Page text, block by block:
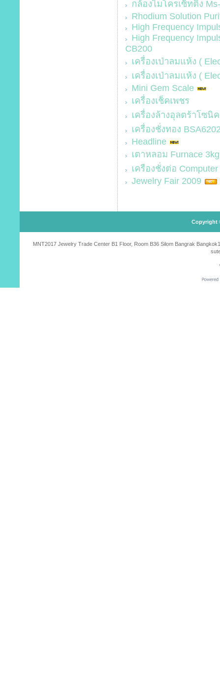
กล้องไมโครเซ็ทติ้ง
Rhodium Solution
High Frequency
High Frequency
CB200
เครื่องเป่าลมแห้ง (
เครื่องเป่าลมแห้ง (
Mini Gem Scale
เครื่องเช็คเพชร
เครื่องล้างอุลตร้าโซนิค
เครื่องชั่งทอง
Headline
เตาหลอม Furnace
เครืองชั่งต่อ Computer
Jewelry Fair 2009
Copyright
MNT2017 Jewelry Trade Center B1 Floor, Room B36 Silom Bangrak